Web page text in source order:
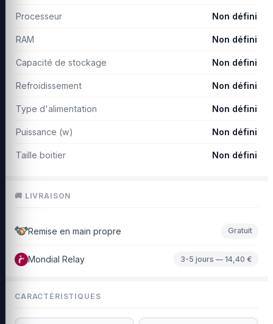
CARACTÉRISTIQUES
Processeur Non défini
RAM Non défini
Capacité de stockage Non défini
Refroidissement Non défini
Type d'alimentation Non défini
Puissance (w) Non défini
Taille boitier Non défini
🚚 LIVRAISON
Remise en main propre Gratuit
Mondial Relay 3-5 jours — 14,40 €